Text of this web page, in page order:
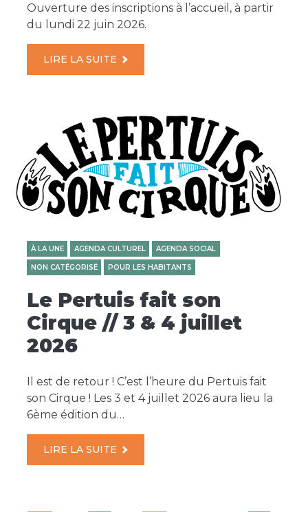
Ouverture des inscriptions à l’accueil, à partir
du lundi 22 juin 2026.
LIRE LA SUITE
À LA UNE AGENDA CULTUREL AGENDA SOCIAL
NON CATÉGORISÉ POUR LES HABITANTS
Le Pertuis fait son
Cirque // 3 & 4 juillet
2026
Il est de retour ! C’est l’heure du Pertuis fait
son Cirque ! Les 3 et 4 juillet 2026 aura lieu la
6ème édition du…
LIRE LA SUITE